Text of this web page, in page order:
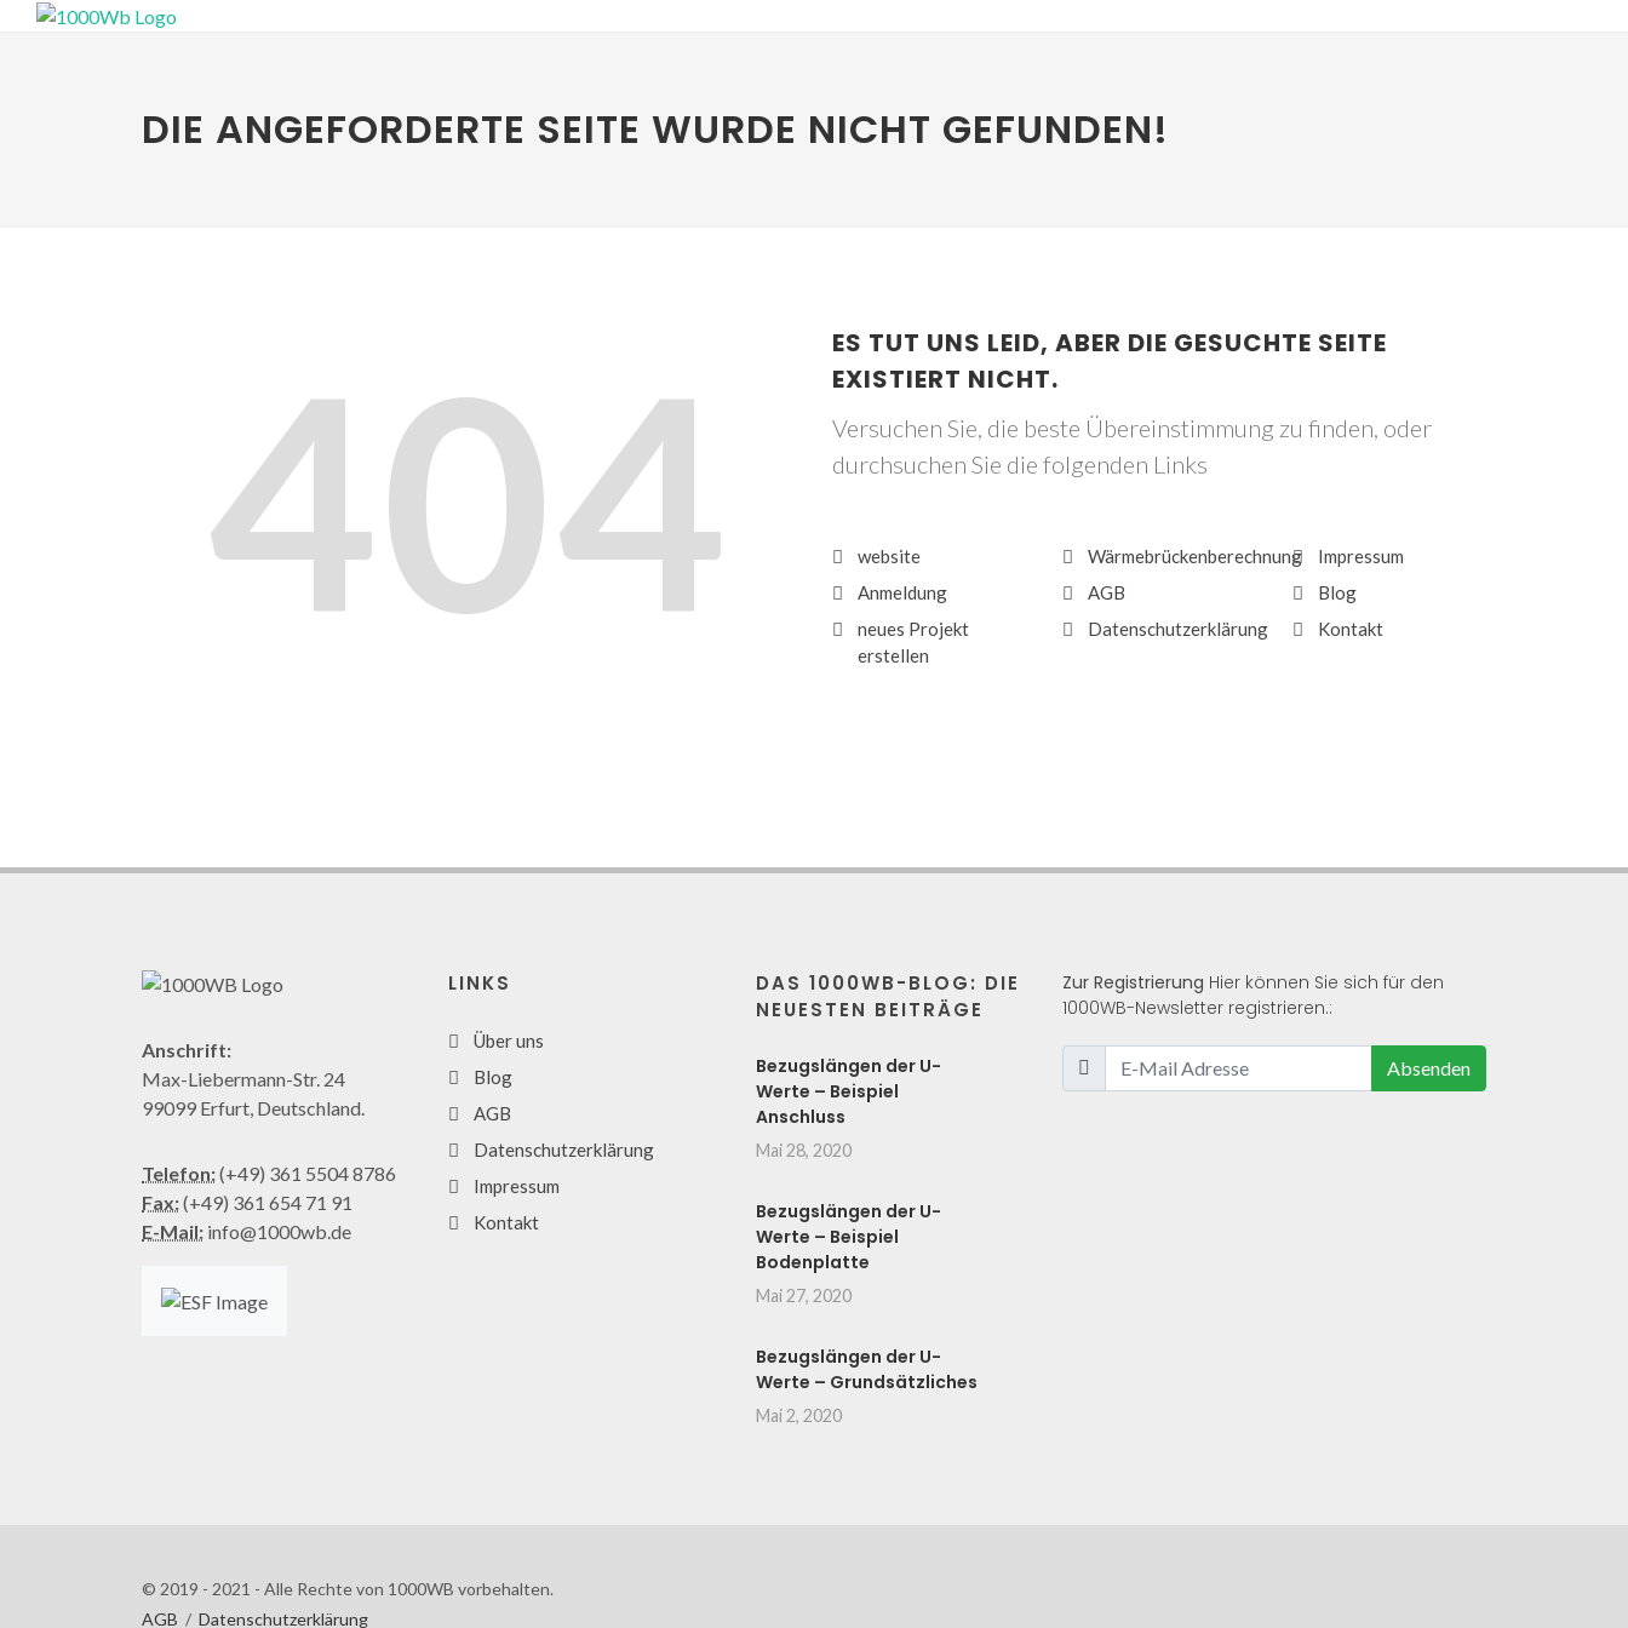
DIE ANGEFORDERTE SEITE WURDE NICHT GEFUNDEN!
404
ES TUT UNS LEID, ABER DIE GESUCHTE SEITE
EXISTIERT NICHT.
Versuchen Sie, die beste Übereinstimmung zu finden, oder
durchsuchen Sie die folgenden Links
website
Anmeldung
neues Projekt
erstellen
Wärmebrückenberechnung
AGB
Datenschutzerklärung
Impressum
Blog
Kontakt
Anschrift:
Max-Liebermann-Str. 24
99099 Erfurt, Deutschland.
Telefon:(+49) 361 5504 8786
Fax:(+49) 361 654 71 91
E-Mail: info@1000wb.de
LINKS
Über uns
Blog
AGB
Datenschutzerklärung
Impressum
Kontakt
DAS 1000WB-BLOG: DIE
NEUESTEN BEITRÄGE
Bezugslängen der U-
Werte – Beispiel
Anschluss
Mai 28, 2020
Bezugslängen der U-
Werte – Beispiel
Bodenplatte
Mai 27, 2020
Bezugslängen der U-
Werte – Grundsätzliches
Mai 2, 2020
Zur Registrierung Hier können Sie sich für den
1000WB-Newsletter registrieren.:
Absenden
© 2019 - 2021 - Alle Rechte von 1000WB vorbehalten.
AGB / Datenschutzerklärung